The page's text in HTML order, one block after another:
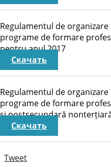
Regulamentul de
programe de formare
pentru anul 2017
Скачать
Regulamentul de
programe de formare
și postsecundară
Скачать
Tweet